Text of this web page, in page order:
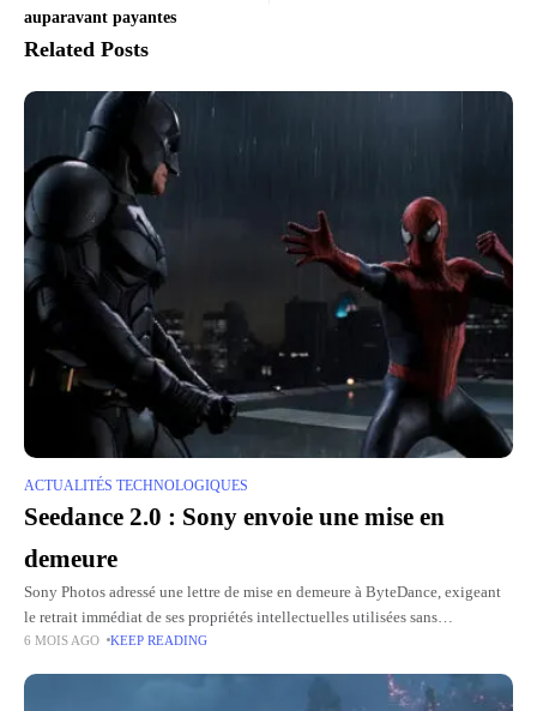
auparavant payantes
Related Posts
ACTUALITÉS TECHNOLOGIQUES
Seedance 2.0 : Sony envoie une mise en
demeure
Sony Photos adressé une lettre de mise en demeure à ByteDance, exigeant
le retrait immédiat de ses propriétés intellectuelles utilisées sans
autorisation pour Seedance 2.0, y compris briser le mauvais
6 MOIS AGO KEEP READING